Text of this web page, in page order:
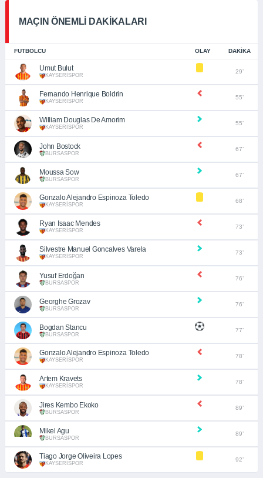
MAÇIN ÖNEMLİ DAKİKALARI
FUTBOLCU OLAY DAKIKA
Umut Bulut
KAYSERİSPOR
29’
Fernando Henrique Boldrin
KAYSERİSPOR
55’
William Douglas De Amorim
KAYSERİSPOR
55’
John Bostock
BURSASPOR
67’
Moussa Sow
BURSASPOR
67’
Gonzalo Alejandro Espinoza Toledo
KAYSERİSPOR
68’
Ryan Isaac Mendes
KAYSERİSPOR
73’
Silvestre Manuel Goncalves Varela
KAYSERİSPOR
73’
Yusuf Erdoğan
BURSASPOR
76’
Georghe Grozav
BURSASPOR
76’
Bogdan Stancu
BURSASPOR
77’
Gonzalo Alejandro Espinoza Toledo
KAYSERİSPOR
78’
Artem Kravets
KAYSERİSPOR
78’
Jires Kembo Ekoko
BURSASPOR
89’
Mikel Agu
BURSASPOR
89’
Tiago Jorge Oliveira Lopes
KAYSERİSPOR
92’